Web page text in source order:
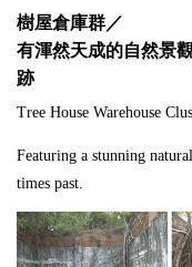
樹屋倉庫群／
有渾然天成的自然景
跡
Tree House Warehouse
Featuring a stunning
times past.